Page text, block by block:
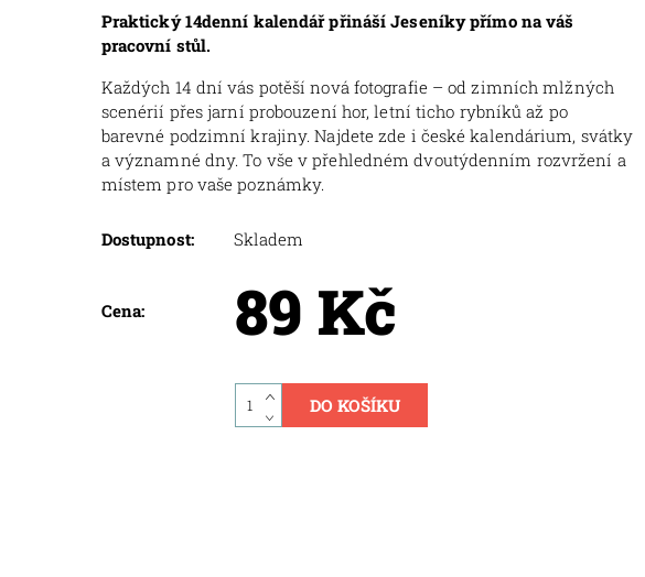
Praktický 14denní kalendář přináší Jeseníky přímo na váš
pracovní stůl.
Každých 14 dní vás potěší nová fotografie – od zimních mlžných
scenérií přes jarní probouzení hor, letní ticho rybníků až po
barevné podzimní krajiny. Najdete zde i české kalendárium, svátky
a významné dny. To vše v přehledném dvoutýdenním rozvržení a
místem pro vaše poznámky.
Dostupnost: Skladem
Cena: 89 Kč